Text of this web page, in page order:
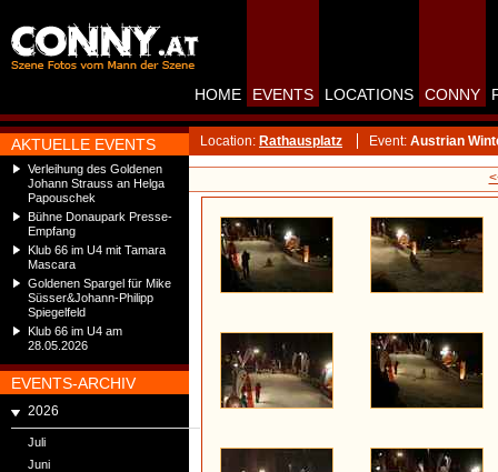
AKTUELLE EVENTS
Verleihung des Goldenen
Johann Strauss an Helga
Papouschek
Bühne Donaupark Presse-
Empfang
Klub 66 im U4 mit Tamara
Mascara
Goldenen Spargel für Mike
Süsser&Johann-Philipp
Spiegelfeld
Klub 66 im U4 am
28.05.2026
EVENTS-ARCHIV
2026
Juli
Juni
HOME EVENTS LOCATIONS CONNY
Location: Rathausplatz Event: Austrian